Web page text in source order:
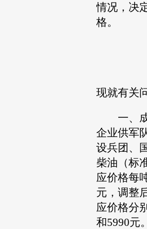
情况，决
格。
现就有关
一、成
企业供军
设兵团、
柴油（标
应价格每
元，调整
应价格分
和5990元